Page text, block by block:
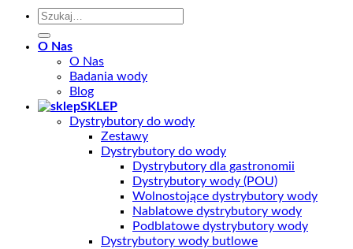
Szukaj:
O Nas
O Nas
Badania wody
Blog
SKLEP
Dystrybutory do wody
Zestawy
Dystrybutory do wody
Dystrybutory dla gastronomii
Dystrybutory wody (POU)
Wolnostojące dystrybutory wody
Nablatowe dystrybutory wody
Podblatowe dystrybutory wody
Dystrybutory wody butlowe